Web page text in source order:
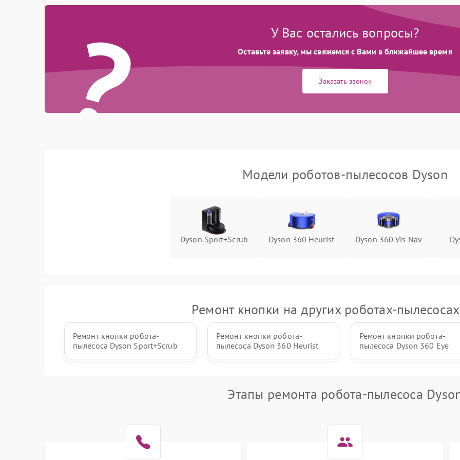
Проблемы с механикой
Режим работы
Программные сбои
? У Вас остались вопросы?
Оставьте заявку, мы свяжемся с Вами в ближайшее время
Заказать звонок
Модели роботов-пылесосов Dyson
Dyson Sport+Scrub Dyson 360 Heurist Dyson 360 Vis Nav
Ремонт кнопки на других роботах-
Ремонт кнопки робота-
пылесоса Dyson Sport+Scrub
Ремонт кнопки робота-
пылесоса Dyson 360 Heurist
Ремонт кнопки робота-
пылесоса Dyson 360 Eye
Этапы ремонта робота-пылесоса